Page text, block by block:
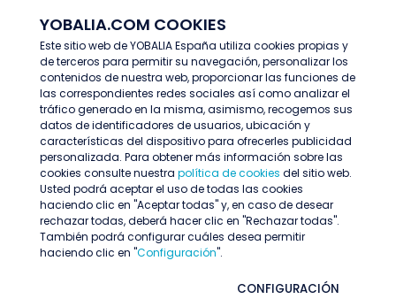
YOBALIA.COM COOKIES
Este sitio web de YOBALIA España utiliza cookies propias y
de terceros para permitir su navegación, personalizar los
contenidos de nuestra web, proporcionar las funciones de
las correspondientes redes sociales así como analizar el
tráfico generado en la misma, asimismo, recogemos sus
datos de identificadores de usuarios, ubicación y
características del dispositivo para ofrecerles publicidad
personalizada. Para obtener más información sobre las
cookies consulte nuestra política de cookies del sitio web.
Usted podrá aceptar el uso de todas las cookies
haciendo clic en "Aceptar todas" y, en caso de desear
rechazar todas, deberá hacer clic en "Rechazar todas".
También podrá configurar cuáles desea permitir
haciendo clic en "Configuración".
CONFIGURACIÓN
Últimas ofertas
Oferta no encontrada o ha finalizado su
proceso de selección